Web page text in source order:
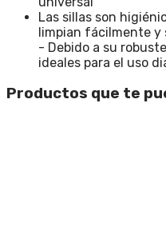
Las sillas son
limpian fácilmente y
- Debido a su
ideales para el uso
Productos que te